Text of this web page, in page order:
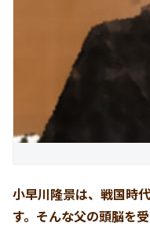
小早川隆景は、戦国時
す。そんな父の頭脳を